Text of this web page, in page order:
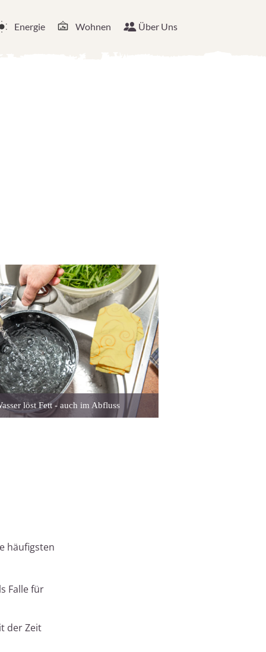
Energie Wohnen Über Uns
löst Fett - auch im Abfluss
häufigsten
Falle für
der Zeit